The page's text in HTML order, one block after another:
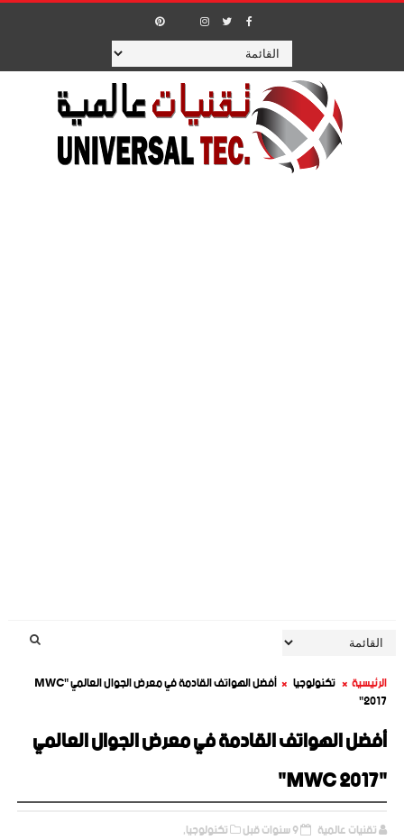
الرئيسية تكنولوجيا أفضل الهواتف القادمة في معرض الجوال العالمي "MWC
2017"
أفضل الهواتف القادمة في معرض الجوال العالمي
"MWC 2017"
تقنيات عالمية 9 سنوات قبل تكنولوجيا,